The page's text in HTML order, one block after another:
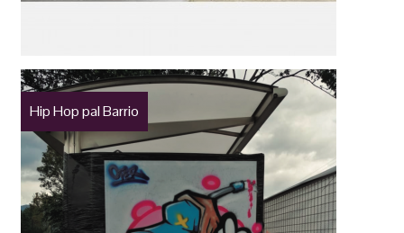
Hip Hop pal Barrio